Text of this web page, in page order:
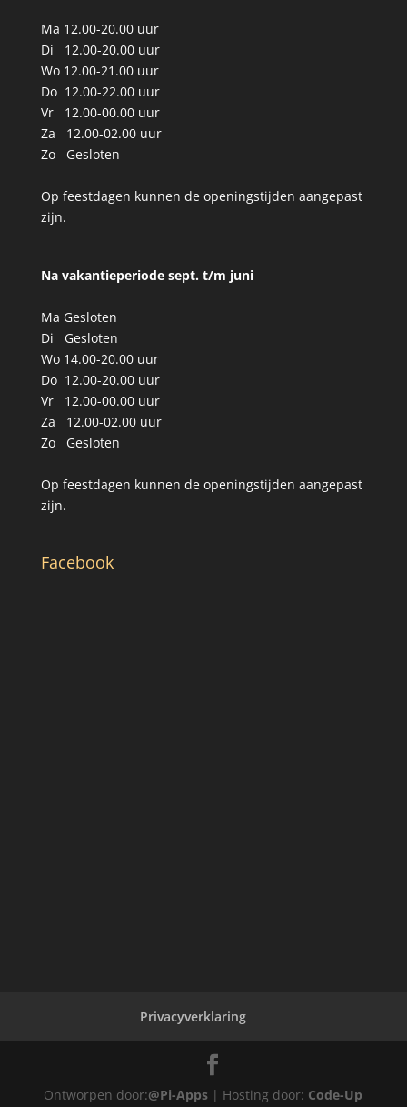
Ma 12.00-20.00 uur
Di 12.00-20.00 uur
Wo 12.00-21.00 uur
Do 12.00-22.00 uur
Vr 12.00-00.00 uur
Za 12.00-02.00 uur
Zo Gesloten
Op feestdagen kunnen de openingstijden aangepast
zijn.
Na vakantieperiode sept. t/m juni
Ma Gesloten
Di Gesloten
Wo 14.00-20.00 uur
Do 12.00-20.00 uur
Vr 12.00-00.00 uur
Za 12.00-02.00 uur
Zo Gesloten
Op feestdagen kunnen de openingstijden aangepast
zijn.
Facebook
Privacyverklaring
Ontworpen door:@Pi-Apps | Hosting door: Code-Up